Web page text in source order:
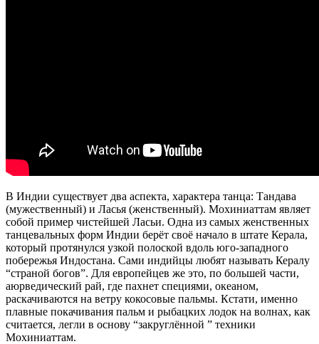
В Индии существует два аспекта, характера танца: Тандава
(мужественный) и Ласья (женственный). Мохиниаттам являет
собой пример чистейшей Ласьи. Одна из самых женственных
танцевальных форм Индии берёт своё начало в штате Керала,
который протянулся узкой полоской вдоль юго-западного
побережья Индостана. Сами индийцы любят называть Кералу
“страной богов”. Для европейцев же это, по большей части,
аюрведический рай, где пахнет специями, океаном,
раскачиваются на ветру кокосовые пальмы. Кстати, именно
плавные покачивания пальм и рыбацких лодок на волнах, как
считается, легли в основу “закруглённой ” техники
Мохиниаттам.